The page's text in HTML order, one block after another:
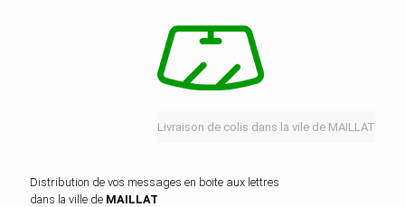
Livraison de colis dans la vile de MAILLAT
Distribution de vos messages en boite aux lettres
dans la ville de MAILLAT